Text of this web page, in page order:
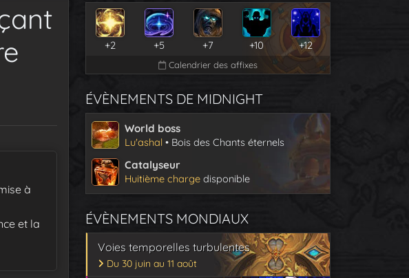
à
et la
+2 +5 +7 +10 +12
Calendrier des affixes
ÉVÈNEMENTS DE MIDNIGHT
World boss
Lu'ashal • Bois des Chants éternels
Catalyseur
Huitième charge disponible
ÉVÈNEMENTS MONDIAUX
Voies temporelles turbulentes
Du 30 juin au 11 août